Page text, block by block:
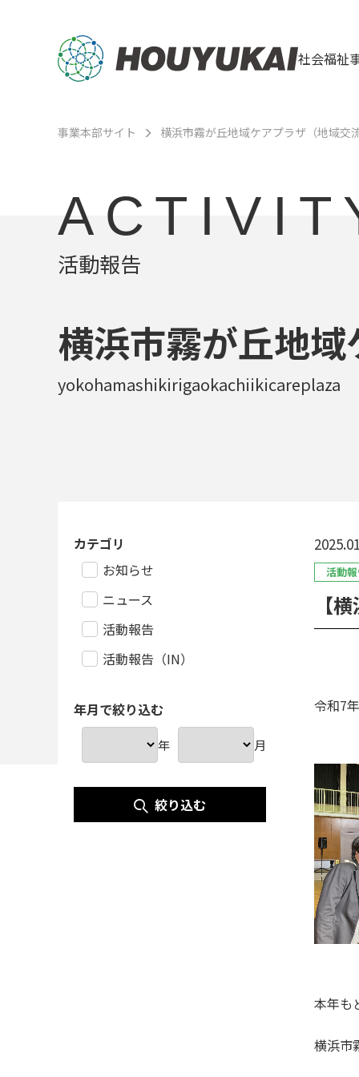
社会福祉
事業本部サイト 横浜市霧が丘地域ケアプラザ（地域交
活動報告
横浜市霧が丘地
yokohamashikirigaokachiikicareplaza
活動
【
令和7
本年も
横浜市
カテゴリ
お知らせ
ニュース
活動報告
活動報告（IN）
年月で絞り込む
年 月
絞り込む